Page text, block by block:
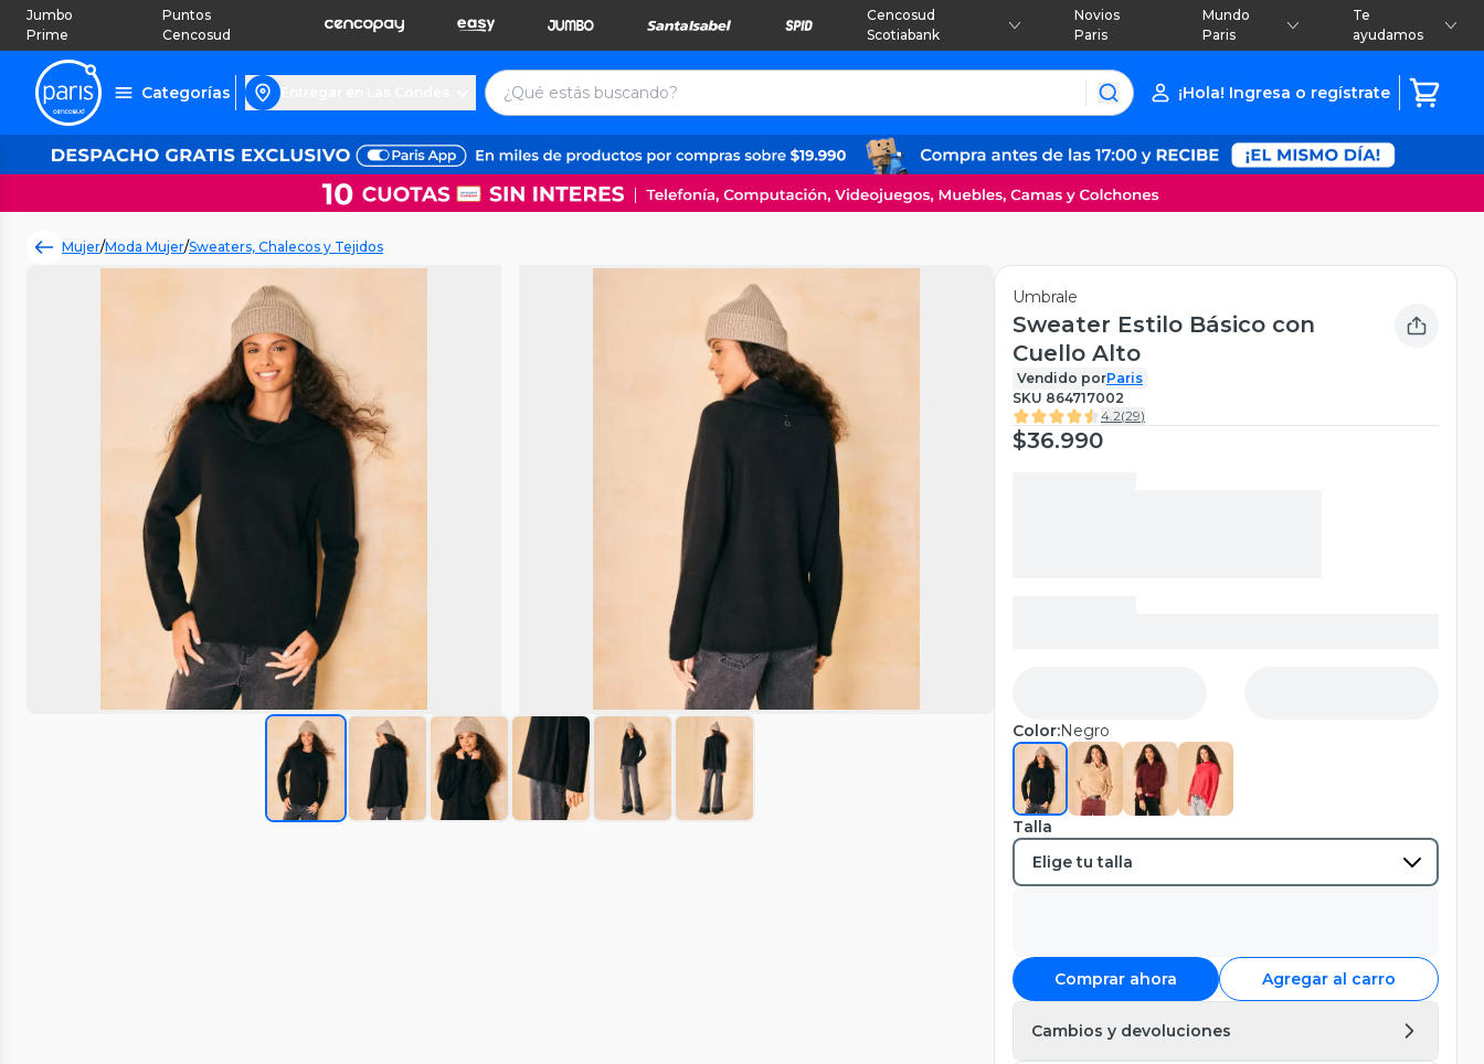
Jumbo
Prime
Puntos
Cencosud
Cencosud
Scotiabank
Novios
Paris
Mundo
Paris
Te
ayudamos
Categorías ¡Hola! Ingresa o regístrate
Mujer/Moda Mujer/Sweaters, Chalecos y Tejidos
Umbrale
Sweater Estilo Básico con
Cuello Alto
Vendido porParis
SKU 864717002
4.2(29)
$36.990
Color:Negro
Talla
Comprar ahora Agregar al carro
Cambios y devoluciones